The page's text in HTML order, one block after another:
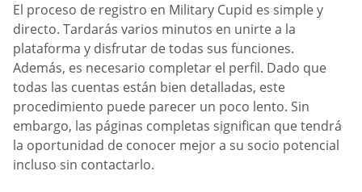
El proceso de registro en Military Cupid es simple y
directo. Tardarás varios minutos en unirte a la
plataforma y disfrutar de todas sus funciones.
Además, es necesario completar el perfil. Dado que
todas las cuentas están bien detalladas, este
procedimiento puede parecer un poco lento. Sin
embargo, las páginas completas significan que tendrá
la oportunidad de conocer mejor a su socio potencial
incluso sin contactarlo.